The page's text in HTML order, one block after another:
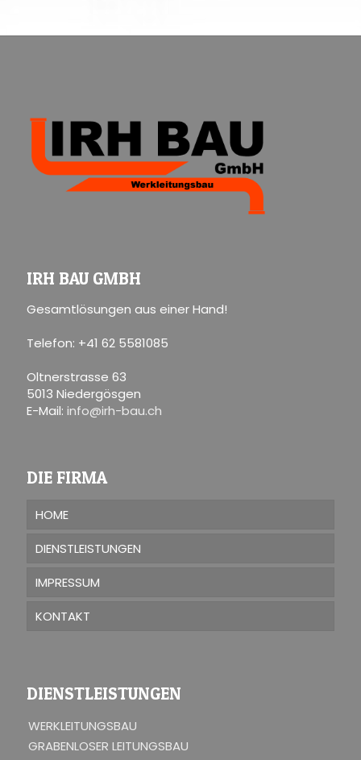
IRH BAU GMBH
Gesamtlösungen aus einer Hand!
Telefon: +41 62 5581085
Oltnerstrasse 63
5013 Niedergösgen
E-Mail: info@irh-bau.ch
DIE FIRMA
HOME
DIENSTLEISTUNGEN
IMPRESSUM
KONTAKT
DIENSTLEISTUNGEN
WERKLEITUNGSBAU
GRABENLOSER LEITUNGSBAU